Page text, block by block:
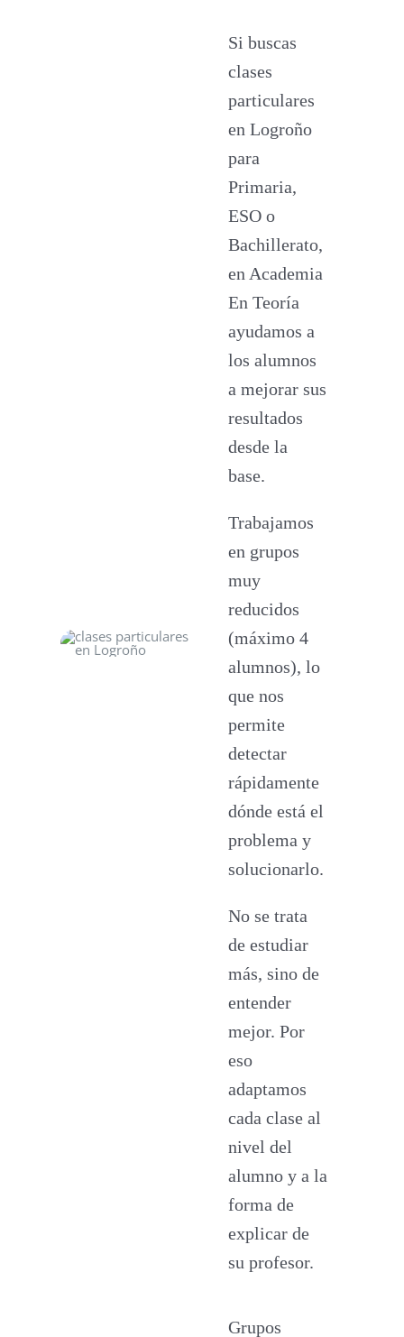
Si buscas
clases
particulares
en Logroño
para
Primaria,
ESO o
Bachillerato,
en Academia
En Teoría
ayudamos a
los alumnos
a mejorar sus
resultados
desde la
base.
Trabajamos
en grupos
muy
reducidos
(máximo 4
alumnos), lo
que nos
permite
detectar
rápidamente
dónde está el
problema y
solucionarlo.
No se trata
de estudiar
más, sino de
entender
mejor. Por
eso
adaptamos
cada clase al
nivel del
alumno y a la
forma de
explicar de
su profesor.
Grupos